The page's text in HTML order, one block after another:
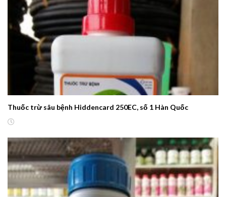
Thuốc trừ sâu bệnh Hiddencard 250EC, số 1 Hàn Quốc